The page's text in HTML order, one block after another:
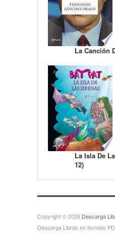
La Canción
La Isla De
12)
Copyright © 2026 Descarga
Descarga Libros en formato